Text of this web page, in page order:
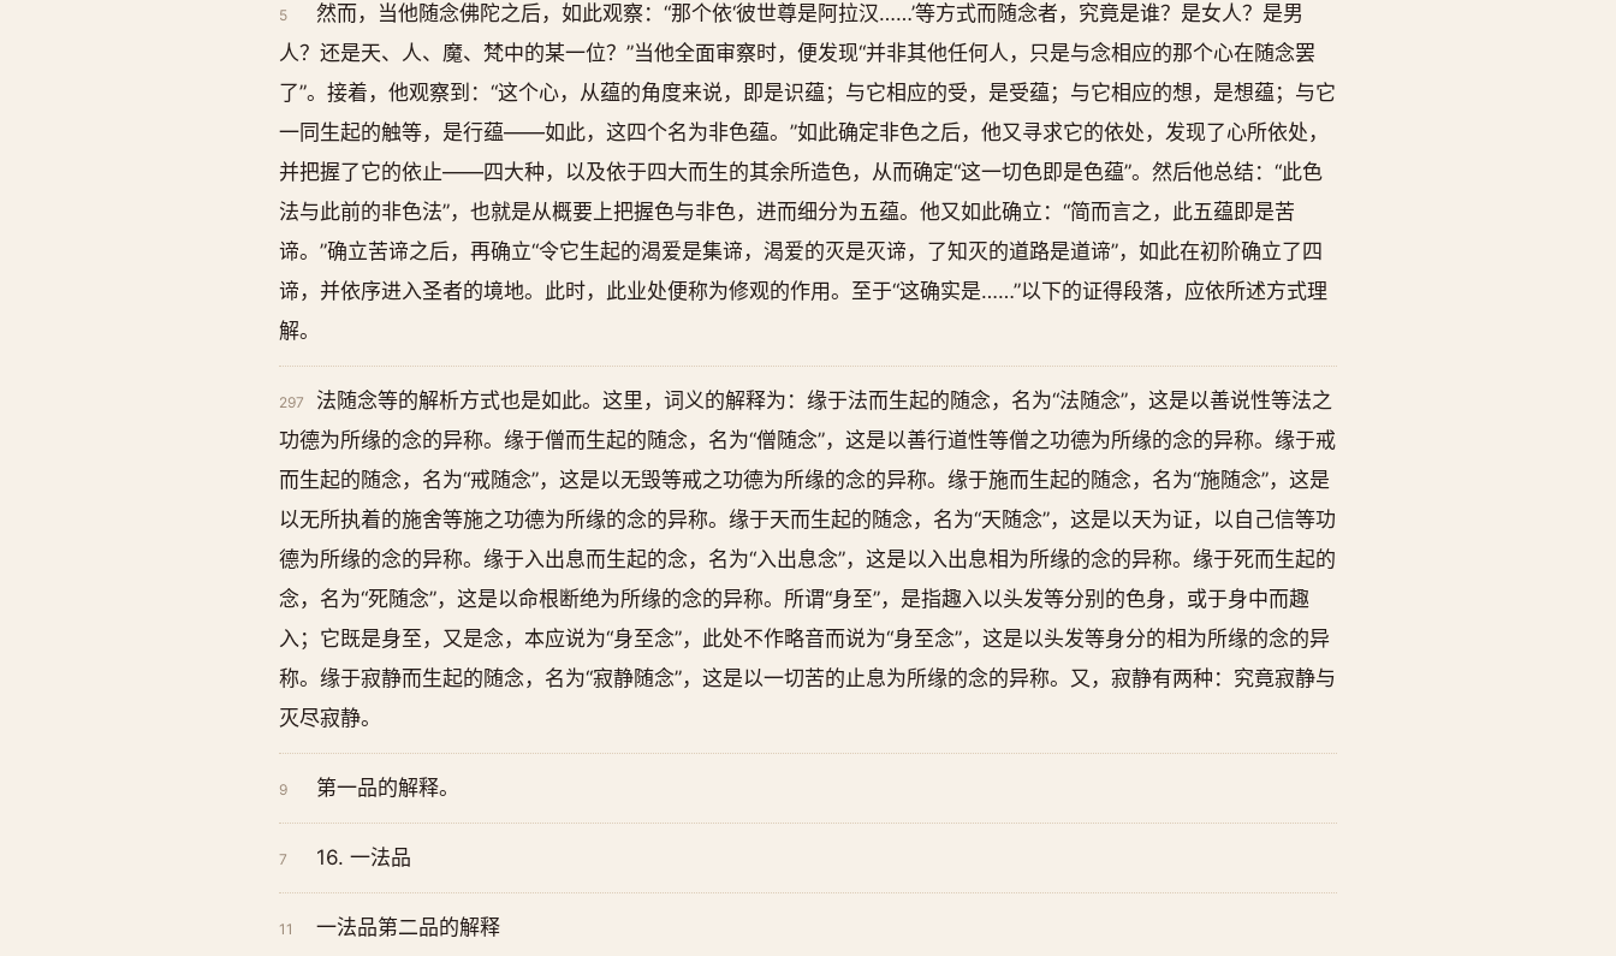
5
然而，当他随念佛陀之后，如此观察：“那个依‘彼世尊是阿拉汉……’等方式而随念者，究竟是谁？是女人？是男
人？还是天、人、魔、梵中的某一位？”当他全面审察时，便发现“并非其他任何人，只是与念相应的那个心在随念罢
了”。接着，他观察到：“这个心，从蕴的角度来说，即是识蕴；与它相应的受，是受蕴；与它相应的想，是想蕴；与它
一同生起的触等，是行蕴——如此，这四个名为非色蕴。”如此确定非色之后，他又寻求它的依处，发现了心所依处，
并把握了它的依止——四大种，以及依于四大而生的其余所造色，从而确定“这一切色即是色蕴”。然后他总结：“此色
法与此前的非色法”，也就是从概要上把握色与非色，进而细分为五蕴。他又如此确立：“简而言之，此五蕴即是苦
谛。”确立苦谛之后，再确立“令它生起的渴爱是集谛，渴爱的灭是灭谛，了知灭的道路是道谛”，如此在初阶确立了四
谛，并依序进入圣者的境地。此时，此业处便称为修观的作用。至于“这确实是……”以下的证得段落，应依所述方式理
解。
297
法随念等的解析方式也是如此。这里，词义的解释为：缘于法而生起的随念，名为“法随念”，这是以善说性等法之
功德为所缘的念的异称。缘于僧而生起的随念，名为“僧随念”，这是以善行道性等僧之功德为所缘的念的异称。缘于戒
而生起的随念，名为“戒随念”，这是以无毁等戒之功德为所缘的念的异称。缘于施而生起的随念，名为“施随念”，这是
以无所执着的施舍等施之功德为所缘的念的异称。缘于天而生起的随念，名为“天随念”，这是以天为证，以自己信等功
德为所缘的念的异称。缘于入出息而生起的念，名为“入出息念”，这是以入出息相为所缘的念的异称。缘于死而生起的
念，名为“死随念”，这是以命根断绝为所缘的念的异称。所谓“身至”，是指趣入以头发等分别的色身，或于身中而趣
入；它既是身至，又是念，本应说为“身至念”，此处不作略音而说为“身至念”，这是以头发等身分的相为所缘的念的异
称。缘于寂静而生起的随念，名为“寂静随念”，这是以一切苦的止息为所缘的念的异称。又，寂静有两种：究竟寂静与
灭尽寂静。
9 第一品的解释。
7 16. 一法品
11 一法品第二品的解释